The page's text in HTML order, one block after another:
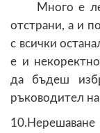
Много е
отстрани, а и
с всички
е и
да бъдеш
ръководител